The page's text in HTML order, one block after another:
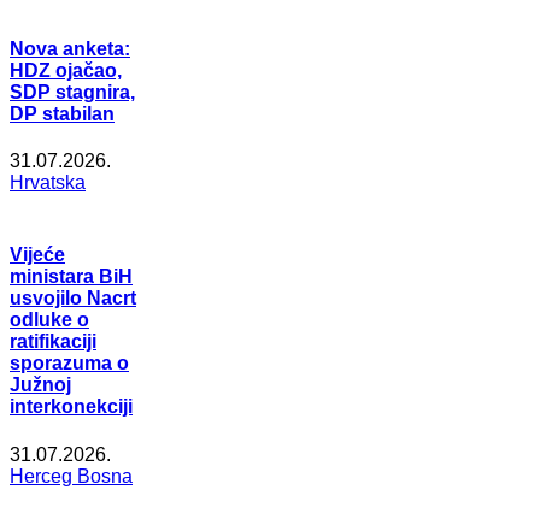
Nova anketa:
HDZ ojačao,
SDP stagnira,
DP stabilan
31.07.2026.
Hrvatska
Vijeće
ministara BiH
usvojilo Nacrt
odluke o
ratifikaciji
sporazuma o
Južnoj
interkonekciji
31.07.2026.
Herceg Bosna